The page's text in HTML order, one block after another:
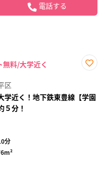
電話する
料/大学近く
録
区
学近く！地下鉄東豊線【学園
５分！
分